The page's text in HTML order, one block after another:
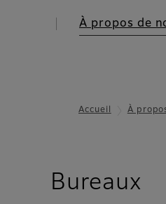
À propos de
Accueil À
Bureaux